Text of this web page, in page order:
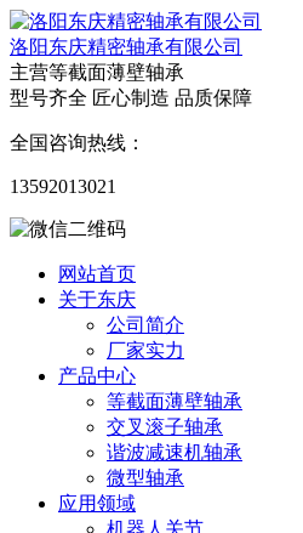
洛阳东庆精密轴承有限公司
主营等截面薄壁轴承
型号齐全 匠心制造 品质保障
全国咨询热线：
13592013021
网站首页
关于东庆
公司简介
厂家实力
产品中心
等截面薄壁轴承
交叉滚子轴承
谐波减速机轴承
微型轴承
应用领域
机器人关节